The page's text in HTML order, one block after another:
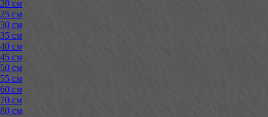
20 см
25 см
30 см
35 см
40 см
45 см
50 см
55 см
60 см
70 см
80 см